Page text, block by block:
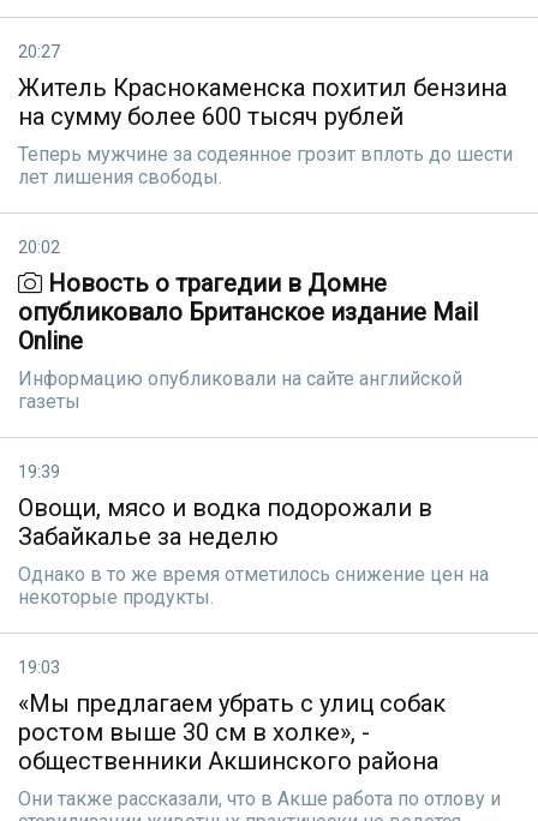
20:27
Житель Краснокаменска похитил бензина
на сумму более 600 тысяч рублей
Теперь мужчине за содеянное грозит вплоть до шести
лет лишения свободы.
20:02
Новость о трагедии в Домне
опубликовало Британское издание Mail
Online
Информацию опубликовали на сайте английской
газеты
19:39
Овощи, мясо и водка подорожали в
Забайкалье за неделю
Однако в то же время отметилось снижение цен на
некоторые продукты.
19:03
«Мы предлагаем убрать с улиц собак
ростом выше 30 см в холке», -
общественники Акшинского района
Они также рассказали, что в Акше работа по отлову и